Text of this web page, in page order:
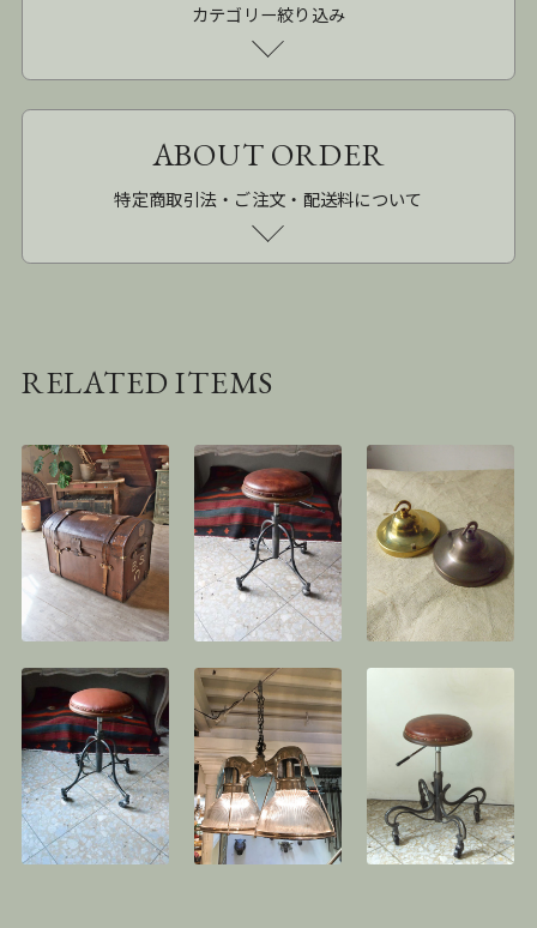
カテゴリー絞り込み
ABOUT ORDER
特定商取引法・ご注文・配送料について
RELATED ITEMS